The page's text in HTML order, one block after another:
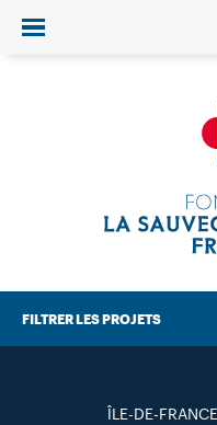
Ouvrir/fermer le menu
FILTRER LES PROJETS
ÎLE-DE-